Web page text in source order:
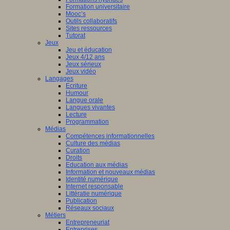
Formation universitaire
Mooc’s
Outils collaboratifs
Sites ressources
Tutorat
Jeux
Jeu et éducation
Jeux 4/12 ans
Jeux sérieux
Jeux vidéo
Langages
Ecriture
Humour
Langue orale
Langues vivantes
Lecture
Programmation
Médias
Compétences informationnelles
Culture des médias
Curation
Droits
Education aux médias
Information et nouveaux médias
Identité numérique
Internet responsable
Littératie numérique
Publication
Réseaux sociaux
Métiers
Entrepreneuriat